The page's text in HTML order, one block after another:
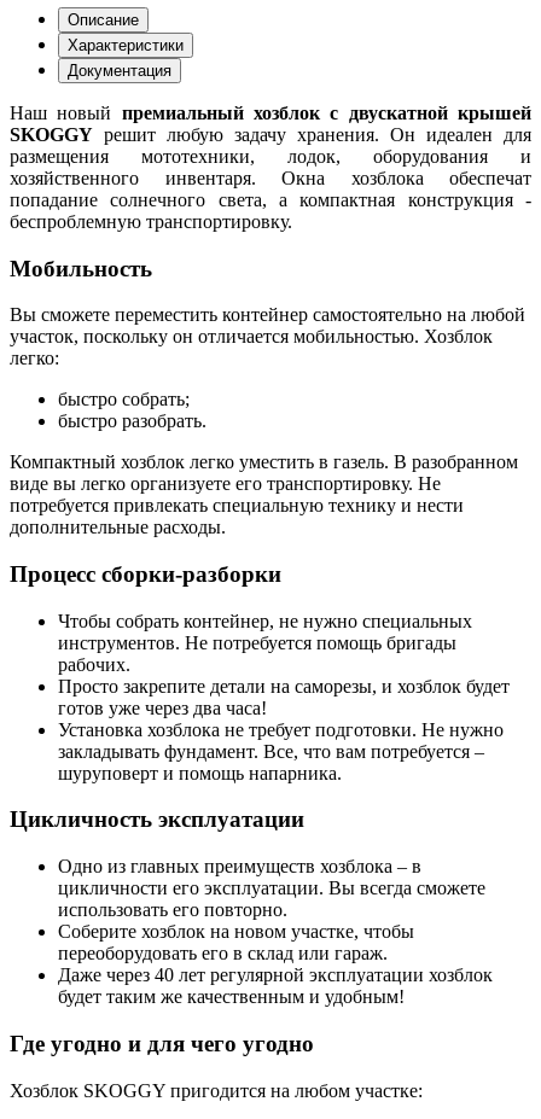
Описание
Характеристики
Документация
Наш новый премиальный хозблок с двускатной крышей
SKOGGY решит любую задачу хранения. Он идеален для
размещения мототехники, лодок, оборудования и
хозяйственного инвентаря. Окна хозблока обеспечат
попадание солнечного света, а компактная конструкция -
беспроблемную транспортировку.
Мобильность
Вы сможете переместить контейнер самостоятельно на любой
участок, поскольку он отличается мобильностью. Хозблок
легко:
быстро собрать;
быстро разобрать.
Компактный хозблок легко уместить в газель. В разобранном
виде вы легко организуете его транспортировку. Не
потребуется привлекать специальную технику и нести
дополнительные расходы.
Процесс сборки-разборки
Чтобы собрать контейнер, не нужно специальных
инструментов. Не потребуется помощь бригады
рабочих.
Просто закрепите детали на саморезы, и хозблок будет
готов уже через два часа!
Установка хозблока не требует подготовки. Не нужно
закладывать фундамент. Все, что вам потребуется –
шуруповерт и помощь напарника.
Цикличность эксплуатации
Одно из главных преимуществ хозблока – в
цикличности его эксплуатации. Вы всегда сможете
использовать его повторно.
Соберите хозблок на новом участке, чтобы
переоборудовать его в склад или гараж.
Даже через 40 лет регулярной эксплуатации хозблок
будет таким же качественным и удобным!
Где угодно и для чего угодно
Хозблок SKOGGY пригодится на любом участке: